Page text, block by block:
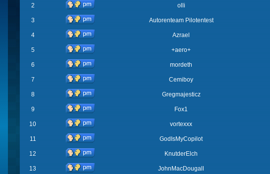
2 olli
3 Autorenteam Pilotentest
4 Azrael
5 +aero+
6 mordeth
7 Cemiboy
8 Gregmajesticz
9 Fox1
10 vortexxx
11 GodIsMyCopilot
12 KnutderElch
13 JohnMacDougall